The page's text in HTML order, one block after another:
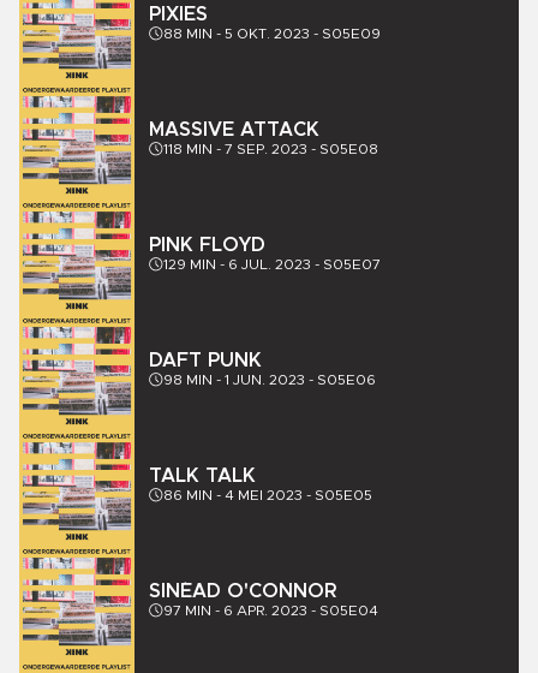
PIXIES
88 MIN - 5 OKT. 2023 - S05E09
MASSIVE ATTACK
118 MIN - 7 SEP. 2023 - S05E08
PINK FLOYD
129 MIN - 6 JUL. 2023 - S05E07
DAFT PUNK
98 MIN - 1 JUN. 2023 - S05E06
TALK TALK
86 MIN - 4 MEI 2023 - S05E05
SINÉAD O'CONNOR
97 MIN - 6 APR. 2023 - S05E04